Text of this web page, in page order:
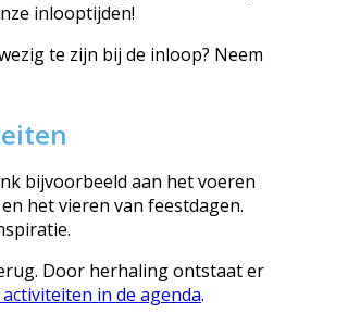
inlooptijden!
te zijn bij de inloop? Neem
bijvoorbeeld aan het voeren
het vieren van feestdagen.
Door herhaling ontstaat er
activiteiten in de agenda.